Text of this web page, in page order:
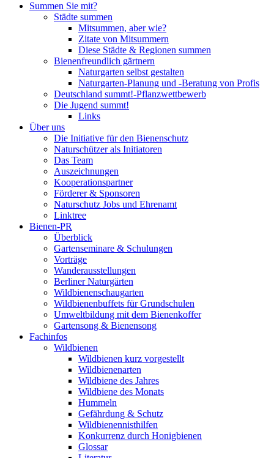
Summen Sie mit?
Städte summen
Mitsummen, aber wie?
Zitate von Mitsummern
Diese Städte & Regionen summen
Bienenfreundlich gärtnern
Naturgarten selbst gestalten
Naturgarten-Planung und -Beratung von Profis
Deutschland summt!-Pflanzwettbewerb
Die Jugend summt!
Links
Über uns
Die Initiative für den Bienenschutz
Naturschützer als Initiatoren
Das Team
Auszeichnungen
Kooperationspartner
Förderer & Sponsoren
Naturschutz Jobs und Ehrenamt
Linktree
Bienen-PR
Überblick
Gartenseminare & Schulungen
Vorträge
Wanderausstellungen
Berliner Naturgärten
Wildbienenschaugarten
Wildbienenbuffets für Grundschulen
Umweltbildung mit dem Bienenkoffer
Gartensong & Bienensong
Fachinfos
Wildbienen
Wildbienen kurz vorgestellt
Wildbienenarten
Wildbiene des Jahres
Wildbiene des Monats
Hummeln
Gefährdung & Schutz
Wildbienennisthilfen
Konkurrenz durch Honigbienen
Glossar